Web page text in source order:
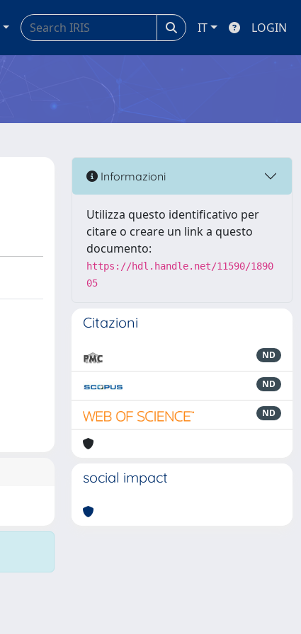
IT LOGIN
Informazioni
Utilizza questo identificativo per
citare o creare un link a questo
documento:
https://hdl.handle.net/11590/1890
05
Citazioni
ND
ND
ND
social impact